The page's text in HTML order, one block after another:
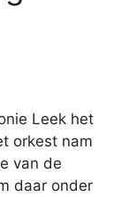
Leek het
orkest nam
van de
daar onder